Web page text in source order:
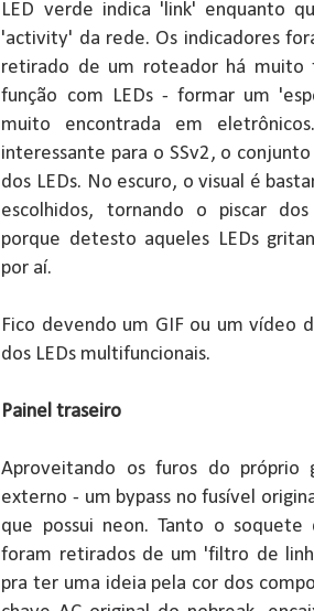
LED verde indica 'link' enquanto
'activity' da rede. Os indicadores
retirado de um roteador há muito
função com LEDs - formar um
muito encontrada em
interessante para o SSv2, o
dos LEDs. No escuro, o visual é
escolhidos, tornando o piscar
porque detesto aqueles LEDs
por aí.
Fico devendo um GIF ou um vídeo
dos LEDs multifuncionais.
Painel traseiro
Aproveitando os furos do próprio
externo - um bypass no fusível
que possui neon. Tanto o
foram retirados de um 'filtro de
pra ter uma ideia pela cor dos